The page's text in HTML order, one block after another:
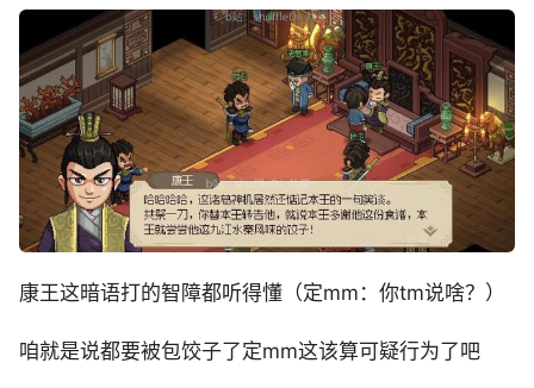
康王这暗语打的智障都听得懂（定mm：你tm说啥？）
咱就是说都要被包饺子了定mm这该算可疑行为了吧